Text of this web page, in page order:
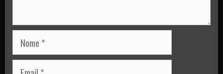
Nome
Email